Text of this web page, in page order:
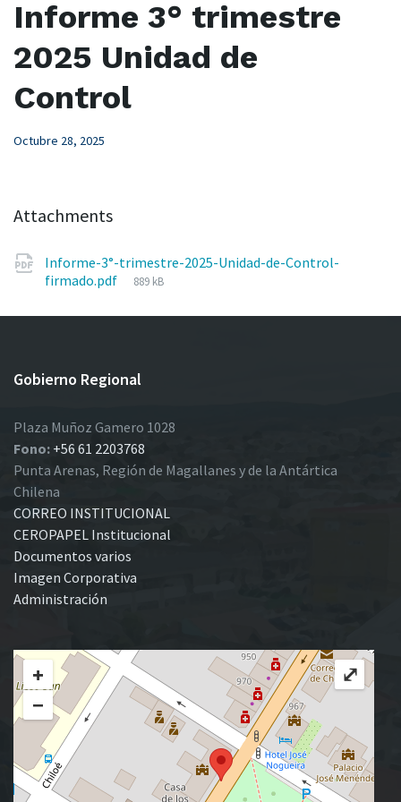
Informe 3° trimestre
2025 Unidad de
Control
Octubre 28, 2025
Attachments
Informe-3°-trimestre-2025-Unidad-de-Control-
firmado.pdf
File
889 kB
Gobierno Regional
Plaza Muñoz Gamero 1028
Fono: +56 61 2203768
Punta Arenas, Región de Magallanes y de la Antártica
Chilena
CORREO INSTITUCIONAL
CEROPAPEL Institucional
Documentos varios
Imagen Corporativa
Administración
+
−
⤢